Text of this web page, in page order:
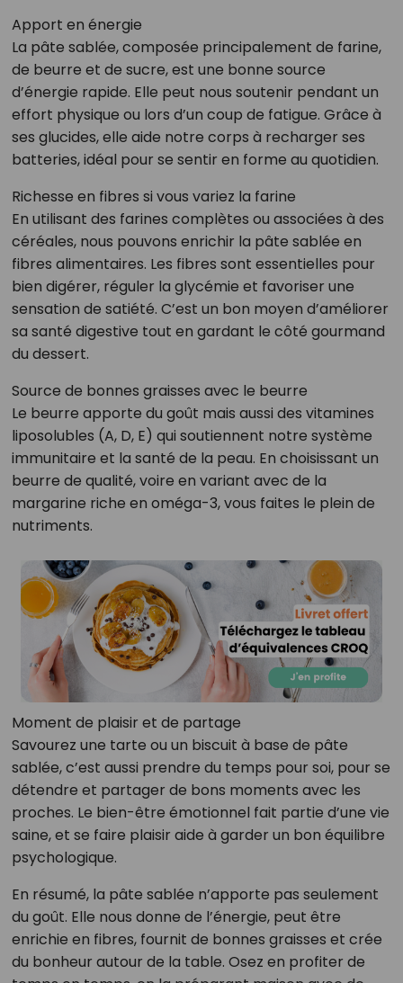
Apport en énergie
La pâte sablée, composée principalement de farine,
de beurre et de sucre, est une bonne source
d’énergie rapide. Elle peut nous soutenir pendant un
effort physique ou lors d’un coup de fatigue. Grâce à
ses glucides, elle aide notre corps à recharger ses
batteries, idéal pour se sentir en forme au quotidien.
Richesse en fibres si vous variez la farine
En utilisant des farines complètes ou associées à des
céréales, nous pouvons enrichir la pâte sablée en
fibres alimentaires. Les fibres sont essentielles pour
bien digérer, réguler la glycémie et favoriser une
sensation de satiété. C’est un bon moyen d’améliorer
sa santé digestive tout en gardant le côté gourmand
du dessert.
Source de bonnes graisses avec le beurre
Le beurre apporte du goût mais aussi des vitamines
liposolubles (A, D, E) qui soutiennent notre système
immunitaire et la santé de la peau. En choisissant un
beurre de qualité, voire en variant avec de la
margarine riche en oméga-3, vous faites le plein de
nutriments.
Moment de plaisir et de partage
Savourez une tarte ou un biscuit à base de pâte
sablée, c’est aussi prendre du temps pour soi, pour se
détendre et partager de bons moments avec les
proches. Le bien-être émotionnel fait partie d’une vie
saine, et se faire plaisir aide à garder un bon équilibre
psychologique.
En résumé, la pâte sablée n’apporte pas seulement
du goût. Elle nous donne de l’énergie, peut être
enrichie en fibres, fournit de bonnes graisses et crée
du bonheur autour de la table. Osez en profiter de